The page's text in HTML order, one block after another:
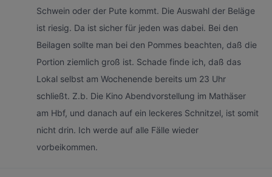
Schwein oder der Pute kommt. Die Auswahl der Beläge
ist riesig. Da ist sicher für jeden was dabei. Bei den
Beilagen sollte man bei den Pommes beachten, daß die
Portion ziemlich groß ist. Schade finde ich, daß das
Lokal selbst am Wochenende bereits um 23 Uhr
schließt. Z.b. Die Kino Abendvorstellung im Mathäser
am Hbf, und danach auf ein leckeres Schnitzel, ist somit
nicht drin. Ich werde auf alle Fälle wieder
vorbeikommen.